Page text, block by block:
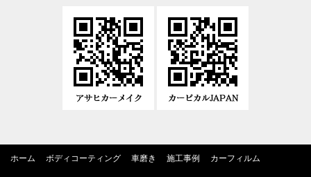
ホーム ボディコーティング 車磨き 施工事例 カーフィルム